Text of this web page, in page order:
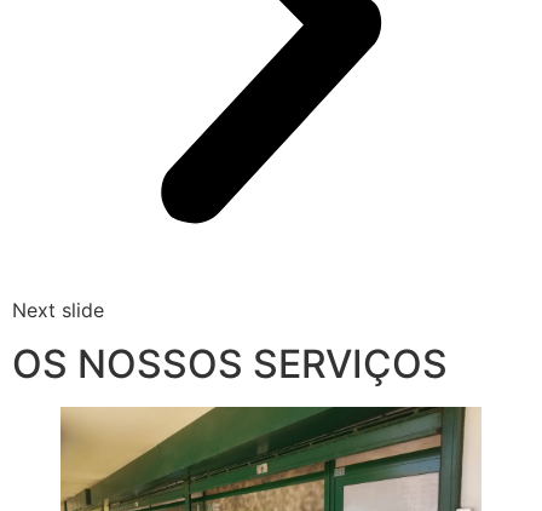
Next slide
OS NOSSOS SERVIÇOS